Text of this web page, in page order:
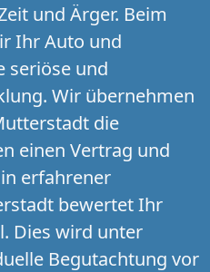
und Ärger. Beim
Ihr Auto und
seriöse und
Wir übernehmen
die
einen Vertrag und
erfahrener
bewertet Ihr
Dies wird unter
Begutachtung vor